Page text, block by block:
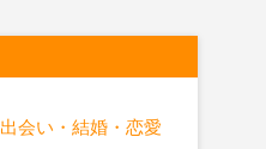
出会い・結婚・恋愛